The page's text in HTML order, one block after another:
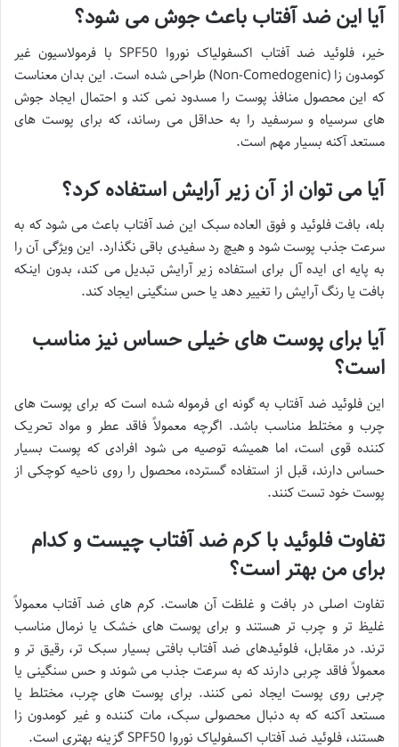
آیا این ضد آفتاب باعث جوش می شود؟
خیر، فلوئید ضد آفتاب اکسفولیاک نوروا SPF50 با فرمولاسیون غیر
کومدون زا (Non-Comedogenic) طراحی شده است. این بدان معناست
که این محصول منافذ پوست را مسدود نمی کند و احتمال ایجاد جوش
های سرسیاه و سرسفید را به حداقل می رساند، که برای پوست های
مستعد آکنه بسیار مهم است.
آیا می توان از آن زیر آرایش استفاده کرد؟
بله، بافت فلوئید و فوق العاده سبک این ضد آفتاب باعث می شود که به
سرعت جذب پوست شود و هیچ رد سفیدی باقی نگذارد. این ویژگی آن را
به پایه ای ایده آل برای استفاده زیر آرایش تبدیل می کند، بدون اینکه
بافت یا رنگ آرایش را تغییر دهد یا حس سنگینی ایجاد کند.
آیا برای پوست های خیلی حساس نیز مناسب
است؟
این فلوئید ضد آفتاب به گونه ای فرموله شده است که برای پوست های
چرب و مختلط مناسب باشد. اگرچه معمولاً فاقد عطر و مواد تحریک
کننده قوی است، اما همیشه توصیه می شود افرادی که پوست بسیار
حساس دارند، قبل از استفاده گسترده، محصول را روی ناحیه کوچکی از
پوست خود تست کنند.
تفاوت فلوئید با کرم ضد آفتاب چیست و کدام
برای من بهتر است؟
تفاوت اصلی در بافت و غلظت آن هاست. کرم های ضد آفتاب معمولاً
غلیظ تر و چرب تر هستند و برای پوست های خشک یا نرمال مناسب
ترند. در مقابل، فلوئیدهای ضد آفتاب بافتی بسیار سبک تر، رقیق تر و
معمولاً فاقد چربی دارند که به سرعت جذب می شوند و حس سنگینی یا
چربی روی پوست ایجاد نمی کنند. برای پوست های چرب، مختلط یا
مستعد آکنه که به دنبال محصولی سبک، مات کننده و غیر کومدون زا
هستند، فلوئید ضد آفتاب اکسفولیاک نوروا SPF50 گزینه بهتری است.